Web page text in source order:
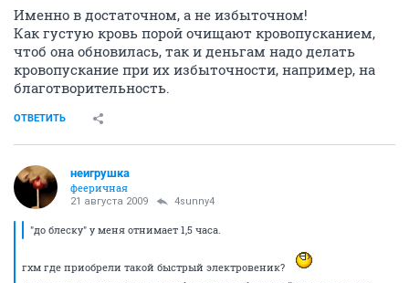
Именно в достаточном, а не избыточном!
Как густую кровь порой очищают кровопусканием,
чтоб она обновилась, так и деньгам надо делать
кровопускание при их избыточности, например, на
благотворительность.
ОТВЕТИТЬ
неигрушка
фееричная
21 августа 2009 4sunny4
"до блеску" у меня отнимает 1,5 часа.
гхм где приобрели такой быстрый электровеник?